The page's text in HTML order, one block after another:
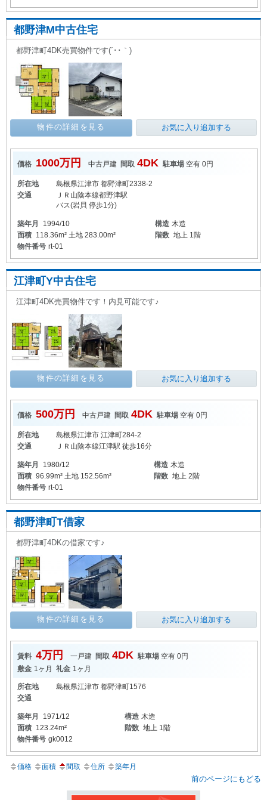
都野津M中古住宅
都野津町4DK売買物件です(´･･｀)
物件の詳細を見る お気に入り追加する
価格 1000万円 中古戸建 間取 4DK 駐車場 空有 0円
所在地
島根県江津市 都野津町2338-2
交通
ＪＲ山陰本線都野津駅
バス(岩貝 停歩1分)
築年月 1994/10 構造 木造
面積 118.36m² 土地 283.00m² 階数 地上 1階
物件番号 rt-01
江津町Y中古住宅
江津町4DK売買物件です！内見可能です♪
物件の詳細を見る お気に入り追加する
価格 500万円 中古戸建 間取 4DK 駐車場 空有 0円
所在地
島根県江津市 江津町284-2
交通
ＪＲ山陰本線江津駅 徒歩16分
築年月 1980/12 構造 木造
面積 96.99m² 土地 152.56m² 階数 地上 2階
物件番号 rt-01
都野津町T借家
都野津町4DKの借家です♪
物件の詳細を見る お気に入り追加する
賃料 4万円 一戸建 間取 4DK 駐車場 空有 0円
敷金 1ヶ月 礼金 1ヶ月
所在地
島根県江津市 都野津町1576
交通
築年月 1971/12 構造 木造
面積 123.24m² 階数 地上 1階
物件番号 gk0012
価格 面積 間取 住所 築年月
前のページにもどる